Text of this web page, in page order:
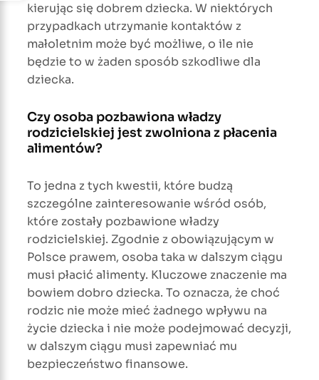
kierując się dobrem dziecka. W niektórych
przypadkach utrzymanie kontaktów z
małoletnim może być możliwe, o ile nie
będzie to w żaden sposób szkodliwe dla
dziecka.
Czy osoba pozbawiona władzy
rodzicielskiej jest zwolniona z płacenia
alimentów?
To jedna z tych kwestii, które budzą
szczególne zainteresowanie wśród osób,
które zostały pozbawione władzy
rodzicielskiej. Zgodnie z obowiązującym w
Polsce prawem, osoba taka w dalszym ciągu
musi płacić alimenty. Kluczowe znaczenie ma
bowiem dobro dziecka. To oznacza, że choć
rodzic nie może mieć żadnego wpływu na
życie dziecka i nie może podejmować decyzji,
w dalszym ciągu musi zapewniać mu
bezpieczeństwo finansowe.